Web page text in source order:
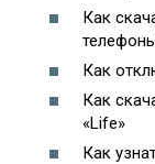
Как
Как
Как
«Life»
Как